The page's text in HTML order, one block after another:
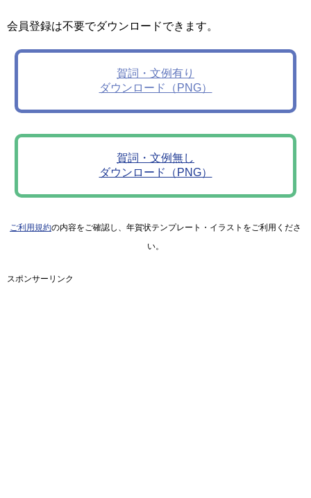
会員登録は不要でダウンロードできます。
賀詞・文例有り
ダウンロード（PNG）
賀詞・文例無し
ダウンロード（PNG）
ご利用規約の内容をご確認し、年賀状テンプレート・イラストをご利用くださ
い。
スポンサーリンク